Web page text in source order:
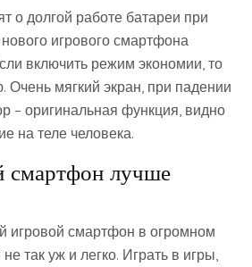
о долгой работе батареи при
игрового смартфона
включить режим экономии, то
Очень мягкий экран, при падении
– оригинальная функция, видно
на теле человека.
смартфон лучше
игровой смартфон в огромном
так уж и легко. Играть в игры,